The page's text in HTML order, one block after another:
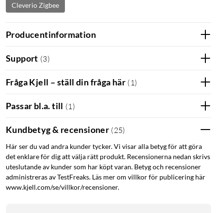
Cleverio Zigbee
Producentinformation
Support (3)
Fråga Kjell – ställ din fråga här ( 1 )
Passar bl.a. till (1 )
Kundbetyg & recensioner (25)
Här ser du vad andra kunder tycker. Vi visar alla betyg för att göra
det enklare för dig att välja rätt produkt. Recensionerna nedan skrivs
uteslutande av kunder som har köpt varan. Betyg och recensioner
administreras av TestFreaks. Läs mer om villkor för publicering här
www.kjell.com/se/villkor/recensioner.